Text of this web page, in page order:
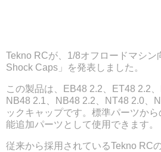
Tekno RCが、1/8オフロードマシン
Shock Caps」を発表しました。
この製品は、EB48 2.2、ET48 2.2
NB48 2.1、NB48 2.2、NT48 2.0、
ックキャップです。標準パーツか
能追加パーツとして使用できます。
従来から採用されているTekno RC